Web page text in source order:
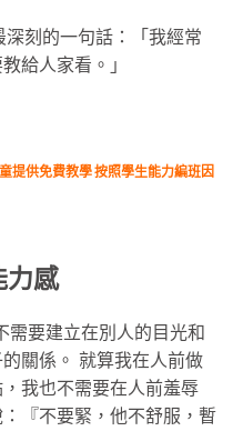
刻的一句話：「我經常
給人家看。」
提供免費教學 按照學生能力編班因
力感
需要建立在別人的目光和
關係。 就算我在人前做
我也不需要在人前羞辱
『不要緊，他不舒服，暫